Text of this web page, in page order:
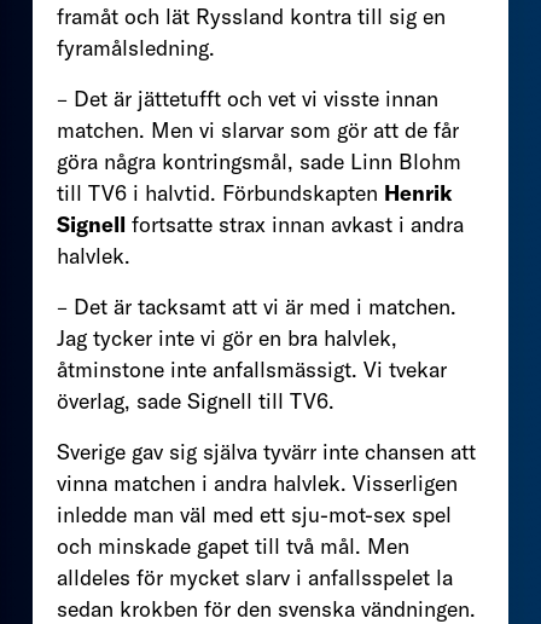
framåt och lät Ryssland kontra till sig en
fyramålsledning.
– Det är jättetufft och vet vi visste innan
matchen. Men vi slarvar som gör att de får
göra några kontringsmål, sade Linn Blohm
till TV6 i halvtid. Förbundskapten Henrik
Signell fortsatte strax innan avkast i andra
halvlek.
– Det är tacksamt att vi är med i matchen.
Jag tycker inte vi gör en bra halvlek,
åtminstone inte anfallsmässigt. Vi tvekar
överlag, sade Signell till TV6.
Sverige gav sig själva tyvärr inte chansen att
vinna matchen i andra halvlek. Visserligen
inledde man väl med ett sju-mot-sex spel
och minskade gapet till två mål. Men
alldeles för mycket slarv i anfallsspelet la
sedan krokben för den svenska vändningen.